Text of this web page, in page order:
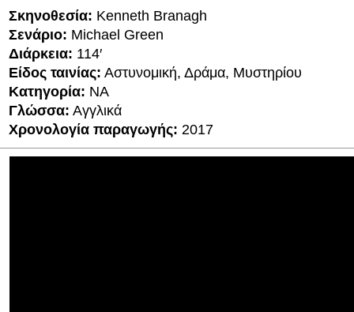
Σκηνοθεσία: Kenneth Branagh
Σενάριο: Michael Green
Διάρκεια: 114′
Είδος ταινίας: Αστυνομική, Δράμα, Μυστηρίου
Κατηγορία: ΝΑ
Γλώσσα: Αγγλικά
Χρονολογία παραγωγής: 2017